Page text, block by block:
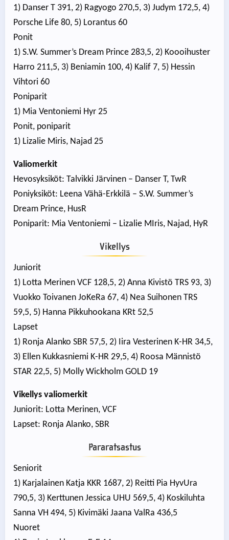
1) Danser T 391, 2) Ragyogo 270,5, 3) Judym 172,5, 4)
Porsche Life 80, 5) Lorantus 60
Ponit
1) S.W. Summer’s Dream Prince 283,5, 2) Koooihuster
Harro 211,5, 3) Beniamin 100, 4) Kalif 7, 5) Hessin
Vihtori 60
Poniparit
1) Mia Ventoniemi Hyr 25
Ponit, poniparit
1) Lizalie Miris, Najad 25
Valiomerkit
Hevosyksiköt: Talvikki Järvinen – Danser T, TwR
Poniyksiköt: Leena Vähä-Erkkilä – S.W. Summer’s
Dream Prince, HusR
Poniparit: Mia Ventoniemi – Lizalie MIris, Najad, HyR
Vikellys
Juniorit
1) Lotta Merinen VCF 128,5, 2) Anna Kivistö TRS 93, 3)
Vuokko Toivanen JoKeRa 67, 4) Nea Suihonen TRS
59,5, 5) Hanna Pikkuhookana KRt 52,5
Lapset
1) Ronja Alanko SBR 57,5, 2) Iira Vesterinen K-HR 34,5,
3) Ellen Kukkasniemi K-HR 29,5, 4) Roosa Männistö
STAR 22,5, 5) Molly Wickholm GOLD 19
Vikellys valiomerkit
Juniorit: Lotta Merinen, VCF
Lapset: Ronja Alanko, SBR
Pararatsastus
Seniorit
1) Karjalainen Katja KKR 1687, 2) Reitti Pia HyvUra
790,5, 3) Kerttunen Jessica UHU 569,5, 4) Koskiluhta
Sanna VH 494, 5) Kivimäki Jaana ValRa 436,5
Nuoret